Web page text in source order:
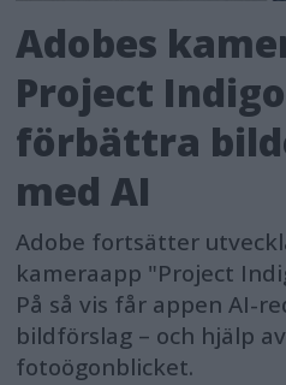
Adobes
Project
förbättra
med AI
Adobe fortsätter
kameraapp "Project
På så vis får appen AI-
bildförslag – och hjälp
fotoögonblicket.